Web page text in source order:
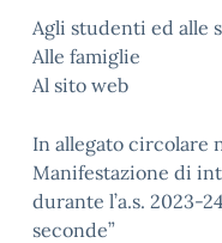
Agli studenti ed alle
Alle famiglie
Al sito web
In allegato circolare
Manifestazione di
durante l’a.s. 2023-
seconde”